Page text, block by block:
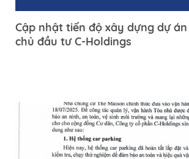
Cập nhật tiến độ xây dựng dự án
chủ đầu tư C-Holdings